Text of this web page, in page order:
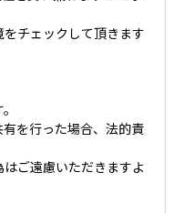
チェックして頂きます
を行った場合、法的責
ご遠慮いただきますよ